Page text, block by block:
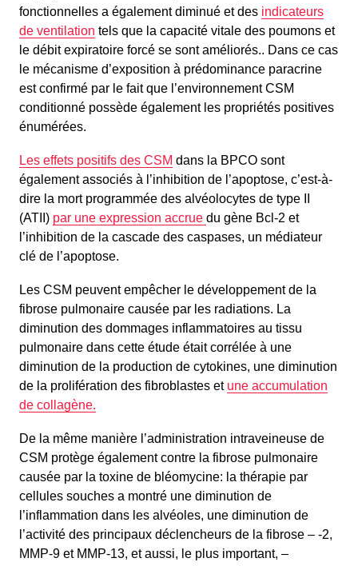
fonctionnelles a également diminué et des indicateurs
de ventilation tels que la capacité vitale des poumons et
le débit expiratoire forcé se sont améliorés.. Dans ce cas
le mécanisme d’exposition à prédominance paracrine
est confirmé par le fait que l’environnement CSM
conditionné possède également les propriétés positives
énumérées.
Les effets positifs des CSM dans la BPCO sont
également associés à l’inhibition de l’apoptose, c’est-à-
dire la mort programmée des alvéolocytes de type II
(ATII) par une expression accrue du gène Bcl-2 et
l’inhibition de la cascade des caspases, un médiateur
clé de l’apoptose.
Les CSM peuvent empêcher le développement de la
fibrose pulmonaire causée par les radiations. La
diminution des dommages inflammatoires au tissu
pulmonaire dans cette étude était corrélée à une
diminution de la production de cytokines, une diminution
de la prolifération des fibroblastes et une accumulation
de collagène.
De la même manière l’administration intraveineuse de
CSM protège également contre la fibrose pulmonaire
causée par la toxine de bléomycine: la thérapie par
cellules souches a montré une diminution de
l’inflammation dans les alvéoles, une diminution de
l’activité des principaux déclencheurs de la fibrose – -2,
MMP-9 et MMP-13, et aussi, le plus important, –